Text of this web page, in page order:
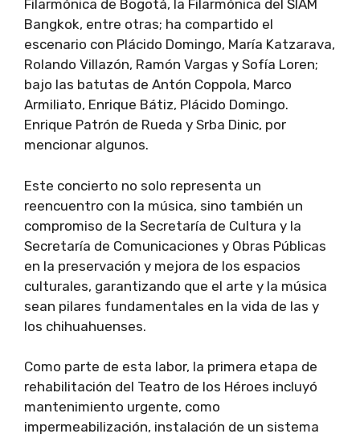
Filarmónica de Bogotá, la Filarmónica del SIAM
Bangkok, entre otras; ha compartido el
escenario con Plácido Domingo, María Katzarava,
Rolando Villazón, Ramón Vargas y Sofía Loren;
bajo las batutas de Antón Coppola, Marco
Armiliato, Enrique Bátiz, Plácido Domingo.
Enrique Patrón de Rueda y Srba Dinic, por
mencionar algunos.
Este concierto no solo representa un
reencuentro con la música, sino también un
compromiso de la Secretaría de Cultura y la
Secretaría de Comunicaciones y Obras Públicas
en la preservación y mejora de los espacios
culturales, garantizando que el arte y la música
sean pilares fundamentales en la vida de las y
los chihuahuenses.
Como parte de esta labor, la primera etapa de
rehabilitación del Teatro de los Héroes incluyó
mantenimiento urgente, como
impermeabilización, instalación de un sistema